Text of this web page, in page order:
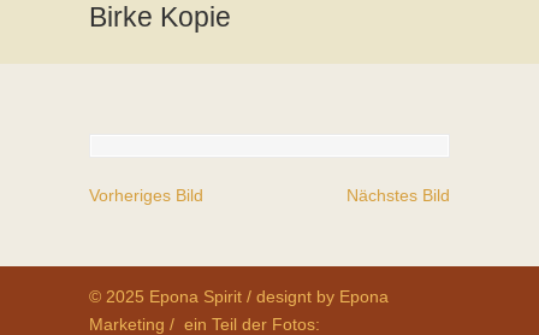
Birke Kopie
Vorheriges Bild Nächstes Bild
© 2025 Epona Spirit / designt by Epona
Marketing / ein Teil der Fotos: